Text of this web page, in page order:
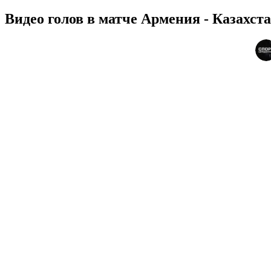
Видео голов в матче Армения -